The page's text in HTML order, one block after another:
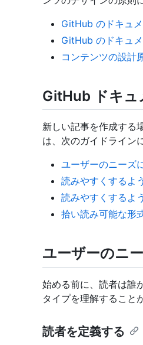
GitHub のドキュ
GitHub のドキュ
コンテンツの設計
GitHub ドキュ
新しい記事を作成する
は、次のガイドライン
ユーザーのニーズ
読みやすくするよ
読みやすくするよ
拾い読み可能な形
ユーザーのニ
始める前に、読者は誰
タイプを理解すること
読者を定義する